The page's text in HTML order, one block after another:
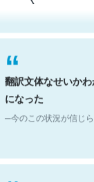
翻訳文体なせいか
になった
─今のこの状況が信じ